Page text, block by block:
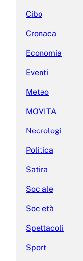
Cibo
Cronaca
Economia
Eventi
Meteo
MOVITA
Necrologi
Politica
Satira
Sociale
Società
Spettacoli
Sport